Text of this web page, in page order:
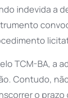
indevida a
TCM-BA, a
Contudo,
o